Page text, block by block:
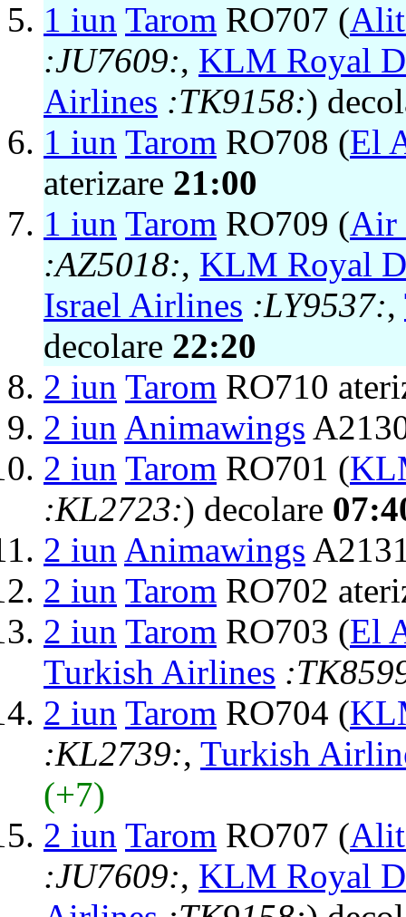
1 iun Tarom RO707 (
:JU7609:, KLM Royal
Airlines :TK9158:)
1 iun Tarom RO708 (El
aterizare 21:00
1 iun Tarom RO709 (Air
:AZ5018:, KLM Royal
Israel Airlines :LY9537:,
decolare 22:20
2 iun Tarom RO710
2 iun Animawings
2 iun Tarom RO701 (
:KL2723:) decolare
2 iun Animawings
2 iun Tarom RO702
2 iun Tarom RO703 (El
Turkish Airlines
2 iun Tarom RO704 (
:KL2739:, Turkish
(+7)
2 iun Tarom RO707 (
:JU7609:, KLM Royal